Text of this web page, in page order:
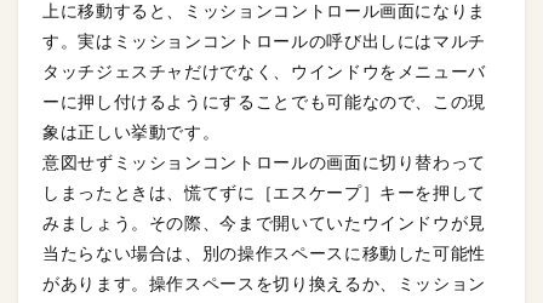
上に移動すると、ミッションコントロール画面になりま
す。実はミッションコントロールの呼び出しにはマルチ
タッチジェスチャだけでなく、ウインドウをメニューバ
ーに押し付けるようにすることでも可能なので、この現
象は正しい挙動です。
意図せずミッションコントロールの画面に切り替わって
しまったときは、慌てずに［エスケープ］キーを押して
みましょう。その際、今まで開いていたウインドウが見
当たらない場合は、別の操作スペースに移動した可能性
があります。操作スペースを切り換えるか、ミッション